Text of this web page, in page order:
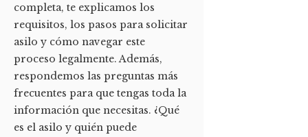
completa, te explicamos los
requisitos, los pasos para solicitar
asilo y cómo navegar este
proceso legalmente. Además,
respondemos las preguntas más
frecuentes para que tengas toda la
información que necesitas. ¿Qué
es el asilo y quién puede